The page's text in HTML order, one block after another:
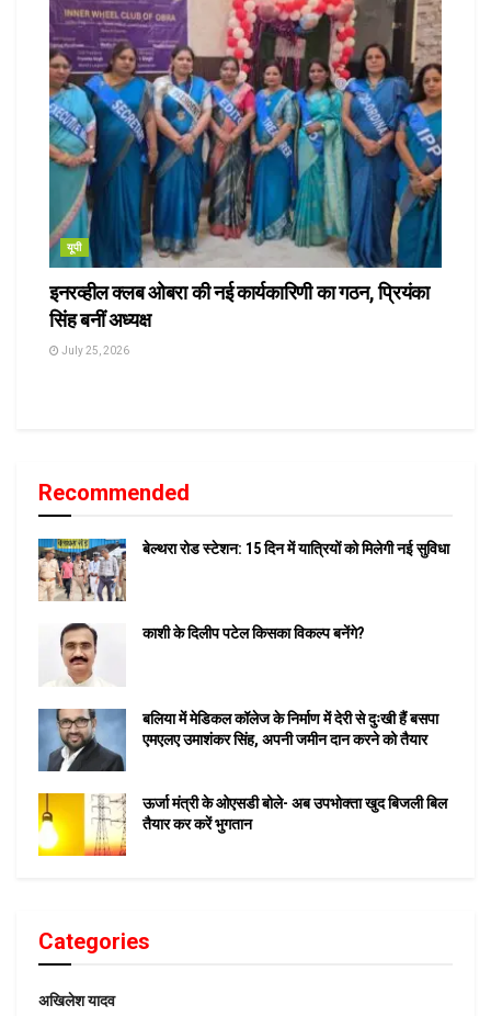
यूपी
इनरव्हील क्लब ओबरा की नई कार्यकारिणी का गठन, प्रियंका
सिंह बनीं अध्यक्ष
July 25, 2026
Recommended
बेल्थरा रोड स्टेशन: 15 दिन में यात्रियों को मिलेगी नई सुविधा
काशी के दिलीप पटेल किसका विकल्प बनेंगे?
बलिया में मेडिकल कॉलेज के निर्माण में देरी से दुःखी हैं बसपा
एमएलए उमाशंकर सिंह, अपनी जमीन दान करने को तैयार
ऊर्जा मंत्री के ओएसडी बोले- अब उपभोक्ता खुद बिजली बिल
तैयार कर करें भुगतान
Categories
अखिलेश यादव